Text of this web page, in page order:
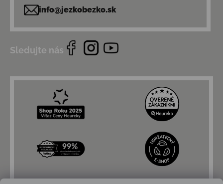
info@jezkobezko.sk
Sledujte nás